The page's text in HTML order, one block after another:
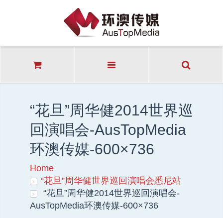
“花旦”周华健2014世界巡
回演唱会-AusTopMedia
环澳传媒-600×736
Home
“花旦”周华健世界巡回演唱会悉尼站
“花旦”周华健2014世界巡回演唱会-
AusTopMedia环澳传媒-600×736